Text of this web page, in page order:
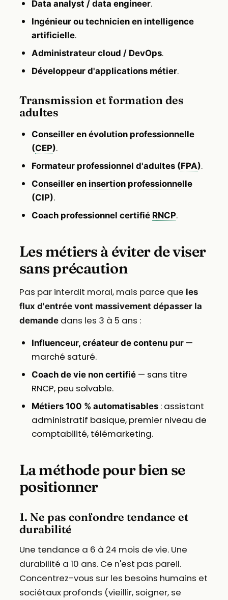
Data analyst / data engineer.
Ingénieur ou technicien en intelligence
artificielle.
Administrateur cloud / DevOps.
Développeur d'applications métier.
Transmission et formation des
adultes
Conseiller en évolution professionnelle
(CEP).
Formateur professionnel d'adultes (FPA).
Conseiller en insertion professionnelle
(CIP).
Coach professionnel certifié RNCP.
Les métiers à éviter de viser
sans précaution
Pas par interdit moral, mais parce que les
flux d'entrée vont massivement dépasser la
demandedans les 3 à 5 ans :
Influenceur, créateur de contenu pur—
marché saturé.
Coach de vie non certifié— sans titre
RNCP, peu solvable.
Métiers 100 % automatisables: assistant
administratif basique, premier niveau de
comptabilité, télémarketing.
La méthode pour bien se
positionner
1. Ne pas confondre tendance et
durabilité
Une tendance a 6 à 24 mois de vie. Une
durabilité a 10 ans. Ce n'est pas pareil.
Concentrez-vous sur les besoins humains et
sociétaux profonds (vieillir, soigner, se